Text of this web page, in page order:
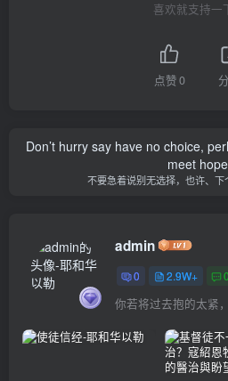
喜欢就支持一
点赞0
Don’t hurry say have no choice,
meet
不要急着说别无选择，也许、
admin
0 2.9W+ 0
你若将过去抱的太紧